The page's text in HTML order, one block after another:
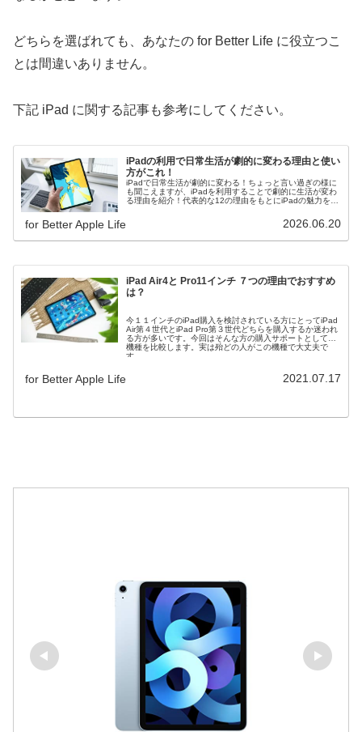
どちらを選ばれても、あなたの for Better Life に役立つこ
とは間違いありません。
下記 iPad に関する記事も参考にしてください。
iPadの利用で日常生活が劇的に変わる理由と使い
方がこれ！
iPadで日常生活が劇的に変わる！ちょっと言い過ぎの様に
も聞こえますが、iPadを利用することで劇的に生活が変わ
る理由を紹介！代表的な12の理由をもとにiPadの魅力をお
for Better Apple Life 2026.06.20
iPad Air4と Pro11インチ ７つの理由でおすすめ
は？
今１１インチのiPad購入を検討されている方にとってiPad
Air第４世代とiPad Pro第３世代どちらを購入するか迷われ
る方が多いです。今回はそんな方の購入サポートとして２
機種を比較します。実は殆どの人がこの機種で大丈夫で
す。
for Better Apple Life 2021.07.17